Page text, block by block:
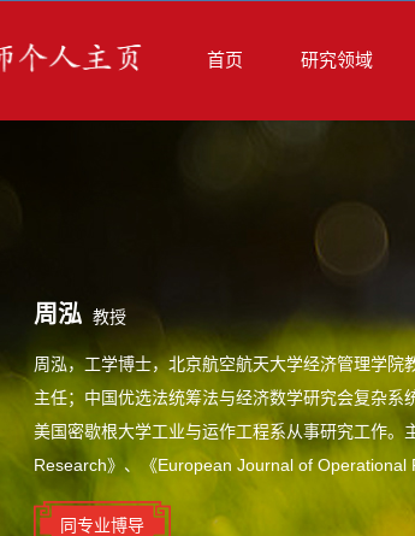
首页 研究领域
周泓 教授
周泓，工学博士，北京航空航天大学经济管理学
主任；中国优选法统筹法与经济数学研究会复杂系
美国密歇根大学工业与运作工程系从事研究工作
Research》、《European Journal of Operational
同专业博导